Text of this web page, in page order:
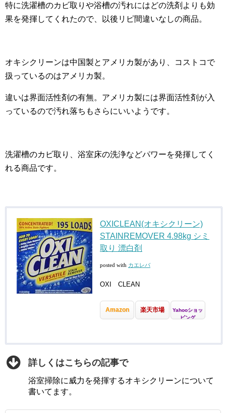
特に洗濯槽のカビ取りや浴槽の汚れにはどの洗剤よりも効
果を発揮してくれたので、以後リピ間違いなしの商品。
オキシクリーンは中国製とアメリカ製があり、コストコで
扱っているのはアメリカ製。
違いは界面活性剤の有無。アメリカ製には界面活性剤が入
っているので汚れ落ちもさらにいいようです。
洗濯槽のカビ取り、浴室床の洗浄などパワーを発揮してく
れる商品です。
OXICLEAN(オキシクリーン)
STAINREMOVER 4.98kg シミ
取り 漂白剤
posted with カエレバ
OXI CLEAN
Amazon 楽天市場
Yahooショッ
ピング
詳しくはこちらの記事で
浴室掃除に威力を発揮するオキシクリーンについて
書いてます。